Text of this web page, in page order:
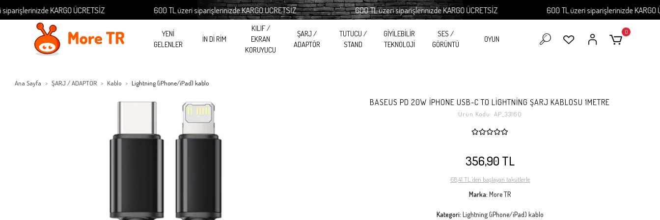
KARGO ÜCRETSİZ 600 TL üzeri siparişlerinizde KARGO ÜCRETSİZ 600 TL üzeri siparişlerinizde KARGO ÜCRETSİZ 600 TL üzeri siparişlerinizde KARGO
YENİ
GELENLER
İN Dİ RİM
KILIF /
EKRAN
KORUYUCU
ŞARJ /
ADAPTÖR
TUTUCU /
STAND
GİYİLEBİLİR
TEKNOLOJİ
SES /
GÖRÜNTÜ
OYUN
0
Ana Sayfa ŞARJ / ADAPTÖR Kablo Lightning (iPhone/iPad) kablo
BASEUS PD 20W İPHONE USB-C TO LİGHTNİNG ŞARJ KABLOSU 1METRE
Ürün Kodu: AP_33160
356,90 TL
68,41 TL 'den başlayan taksitlerle
Marka:More TR
Kategori: Lightning (iPhone/iPad) kablo